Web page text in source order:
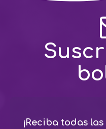
¡Reciba todas las